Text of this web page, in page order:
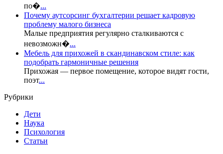
по�...
Почему аутсорсинг бухгалтерии решает кадровую
проблему малого бизнеса
Малые предприятия регулярно сталкиваются с
невозможн�...
Мебель для прихожей в скандинавском стиле: как
подобрать гармоничные решения
Прихожая — первое помещение, которое видят гости,
поэт...
Рубрики
Дети
Наука
Психология
Статьи